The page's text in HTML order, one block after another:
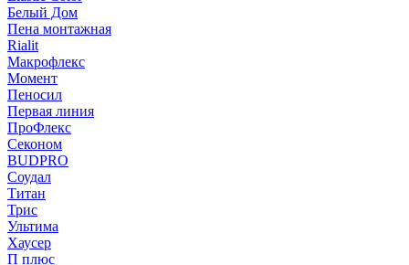
Белый Дом
Пена монтажная
Rialit
Макрофлекс
Момент
Пеносил
Первая линия
ПроФлекс
Секоном
BUDPRO
Соудал
Титан
Трис
Ультима
Хаусер
П плюс